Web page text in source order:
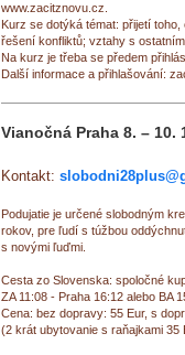
www.zacitznovu.cz.
Kurz se dotýká témat: přijetí
řešení konfliktů; vztahy s
Na kurz je třeba se předem
Další informace a přihlašování:
Vianočná Praha 8. – 10.
Kontakt:
Podujatie je určené slobodným
rokov, pre ľudí s túžbou
s novými ľuďmi.
Cesta zo Slovenska: spoločné
ZA 11:08 - Praha 16:12 alebo BA
Cena: bez dopravy: 55 Eur, s
(2 krát ubytovanie s raňajkami 35